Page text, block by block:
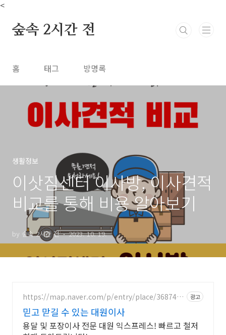
<
본문 바로가기
숲속 2시간 전
홈 태그 방명록
생활정보
이삿짐센터 이사방, 이사견적
비교를 통해 비용 알아보기
by 숲속 2시간 전 2023. 10. 19.
https://map.naver.com/p/entry/place/3687416
광고
믿고 맏길 수 있는 대원이사
용달 및 포장이사 전문 대원 익스프레스! 빠르고 철저